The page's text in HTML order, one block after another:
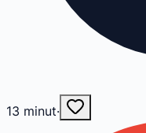
13 minut·